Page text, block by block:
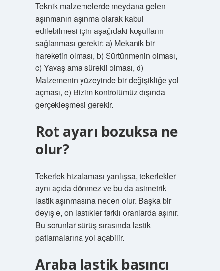
Teknik malzemelerde meydana gelen
aşınmanın aşınma olarak kabul
edilebilmesi için aşağıdaki koşulların
sağlanması gerekir: a) Mekanik bir
hareketin olması, b) Sürtünmenin olması,
c) Yavaş ama sürekli olması, d)
Malzemenin yüzeyinde bir değişikliğe yol
açması, e) Bizim kontrolümüz dışında
gerçekleşmesi gerekir.
Rot ayarı bozuksa ne
olur?
Tekerlek hizalaması yanlışsa, tekerlekler
aynı açıda dönmez ve bu da asimetrik
lastik aşınmasına neden olur. Başka bir
deyişle, ön lastikler farklı oranlarda aşınır.
Bu sorunlar sürüş sırasında lastik
patlamalarına yol açabilir.
Araba lastik basıncı